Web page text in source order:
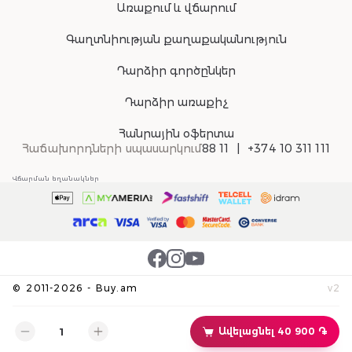
Ավելացնել 40 900 ֏
Առաքում և վճարում
Գաղտնիության քաղաքականություն
Դարձիր գործընկեր
Դարձիր առաքիչ
Հանրային օֆերտա
Հաճախորդների սպասարկում88 11 +374 10 311 111
© 2011-2026 - Buy.am v2
Վճարման եղանակներ